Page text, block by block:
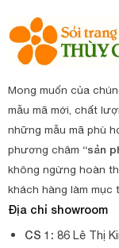
Mong muốn của
mẫu mã mới, chất
những mẫu mã phù
phương châm “sản
không ngừng hoàn
khách hàng làm mục
Địa chỉ showroom
CS 1: 86 Lê Thị